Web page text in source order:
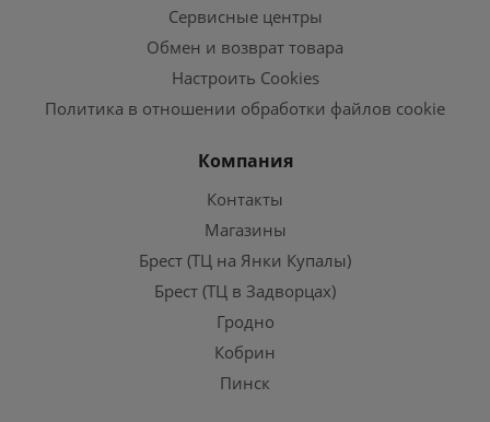
Сервисные центры
Обмен и возврат товара
Настроить Cookies
Политика в отношении обработки файлов cookie
Компания
Контакты
Магазины
Брест (ТЦ на Янки Купалы)
Брест (ТЦ в Задворцах)
Гродно
Кобрин
Пинск